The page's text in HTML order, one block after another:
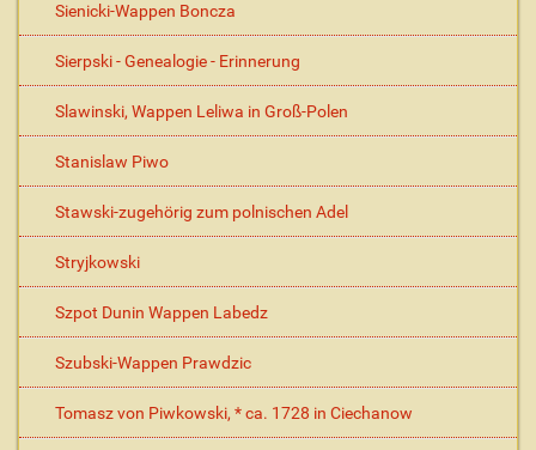
Sienicki-Wappen Boncza
Sierpski - Genealogie - Erinnerung
Slawinski, Wappen Leliwa in Groß-Polen
Stanislaw Piwo
Stawski-zugehörig zum polnischen Adel
Stryjkowski
Szpot Dunin Wappen Labedz
Szubski-Wappen Prawdzic
Tomasz von Piwkowski, * ca. 1728 in Ciechanow